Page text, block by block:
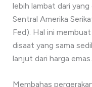
lebih lambat dari
Sentral Amerika
Fed). Hal ini
disaat yang sama
lanjut dari harga emas.
Membahas